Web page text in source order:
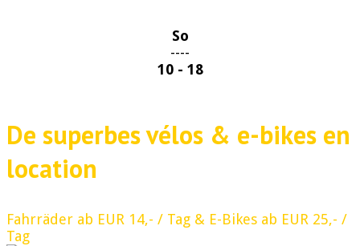
So
----
10 - 18
De superbes vélos & e-bikes en
location
Fahrräder ab EUR 14,- / Tag & E-Bikes ab EUR 25,- /
Tag